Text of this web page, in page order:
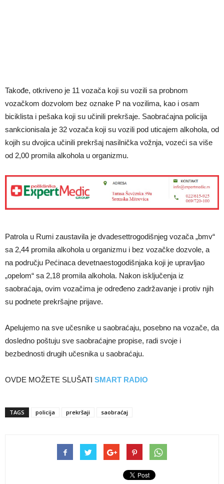
Takođe, otkriveno je 11 vozača koji su vozili sa probnom
vozačkom dozvolom bez oznake P na vozilima, kao i osam
biciklista i pešaka koji su učinili prekršaje. Saobraćajna policija
sankcionisala je 32 vozača koji su vozili pod uticajem alkohola, od
kojih su dvojica učinili prekršaj nasilnička vožnja, vozeći sa više
od 2,00 promila alkohola u organizmu.
Patrola u Rumi zaustavila je dvadesettrogodišnjeg vozača „bmv“
sa 2,44 promila alkohola u organizmu i bez vozačke dozvole, a
na području Pećinaca devetnaestogodišnjaka koji je upravljao
„opelom“ sa 2,18 promila alkohola. Nakon isključenja iz
saobraćaja, ovim vozačima je određeno zadržavanje i protiv njih
su podnete prekršajne prijave.
Apelujemo na sve učesnike u saobraćaju, posebno na vozače, da
dosledno poštuju sve saobraćajne propise, radi svoje i
bezbednosti drugih učesnika u saobraćaju.
OVDE MOŽETE SLUŠATI SMART RADIO
TAGS policija prekršaji saobraćaj